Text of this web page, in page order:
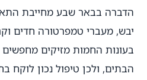
הדברה בבאר שבע מחייבת
יבש, מעברי טמפרטורה חדים
בעונות החמות מזיקים
הבתים, ולכן טיפול נכון לוקח